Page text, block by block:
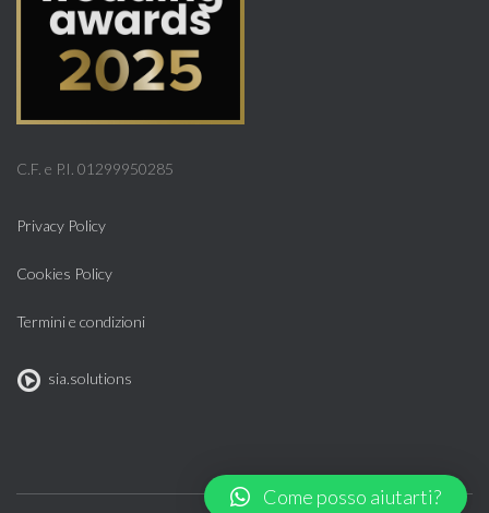
C.F. e P.I. 01299950285
Privacy Policy
Cookies Policy
Termini e condizioni
sia.solutions
Come posso aiutarti?